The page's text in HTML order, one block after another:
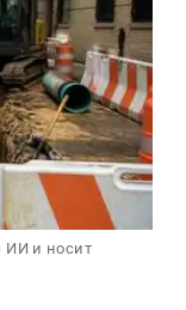
ИИ и носит